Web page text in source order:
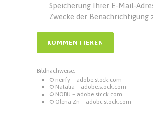
Speicherung Ihrer E-Mail-
Zwecke der Benachrichtigung
Bildnachweise:
© neirfy – adobe.stock.com
© Natalia – adobe.stock.com
© NOBU – adobe.stock.com
© Olena Zn – adobe.stock.com